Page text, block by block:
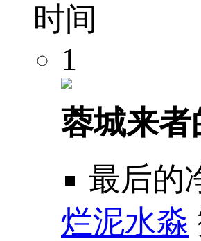
时间
1
蓉城来者
最后的
烂泥水淼